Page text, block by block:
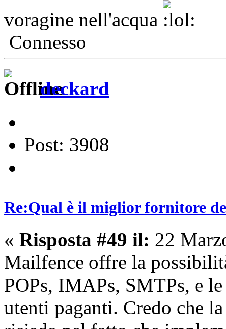
voragine nell'acqua
Connesso
deckard
Post: 3908
Re:Qual è il miglior fornitore
« Risposta #49 il: 22
Mailfence offre la
POPs, IMAPs, SMTPs, e
utenti paganti. Credo che